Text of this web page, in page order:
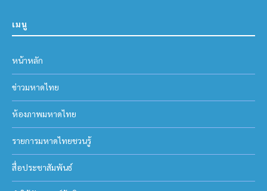
เมนู
หน้าหลัก
ข่าวมหาดไทย
ห้องภาพมหาดไทย
รายการมหาดไทยชวนรู้
สื่อประชาสัมพันธ์